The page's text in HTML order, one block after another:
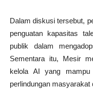
Dalam diskusi tersebut,
penguatan kapasitas
publik dalam
Sementara itu, Mesir
kelola AI yang mampu
perlindungan masyarakat